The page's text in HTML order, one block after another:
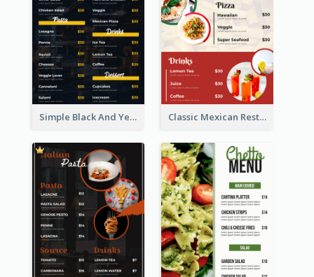
Simple Black And Yellow Café Menu Classic Mexican Restaurant Menu Design